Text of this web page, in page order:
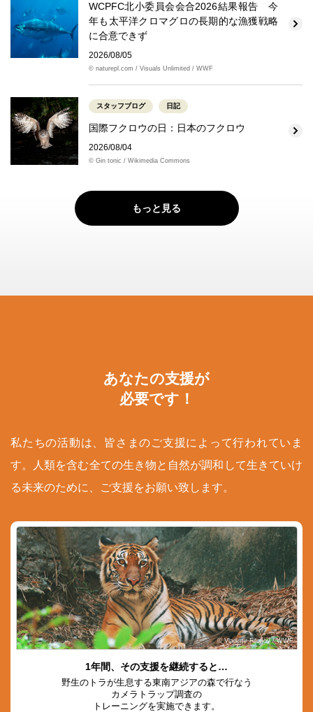
WCPFC北小委員会会合2026結果報告 今
年も太平洋クロマグロの長期的な漁獲戦略
に合意できず
2026/08/05
© naturepl.com / Visuals Unlimited / WWF
スタッフブログ 日記
国際フクロウの日：日本のフクロウ
2026/08/04
© Gin tonic / Wikimedia Commons
もっと見る
あなたの支援が
必要です！
私たちの活動は、皆さまのご支援によって行われていま
す。人類を含む全ての生き物と自然が調和して生きていけ
る未来のために、ご支援をお願い致します。
© Vladimir Filonov / WWF
1年間、その支援を継続すると…
野生のトラが生息する東南アジアの森で行なう
カメラトラップ調査の
トレーニングを実施できます。